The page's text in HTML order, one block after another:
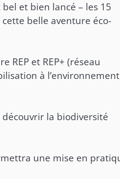
bel et bien lancé – les 15
belle aventure éco-
REP et REP+ (réseau
à l’environnement
la biodiversité
une mise en